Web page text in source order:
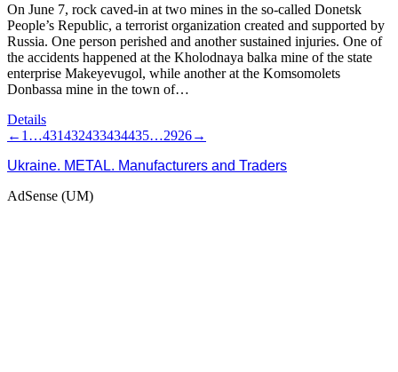
On June 7, rock caved-in at two mines in the so-called Donetsk
People’s Republic, a terrorist organization created and supported by
Russia. One person perished and another sustained injuries. One of
the accidents happened at the Kholodnaya balka mine of the state
enterprise Makeyevugol, while another at the Komsomolets
Donbassa mine in the town of…
Details
← 1 …431432433434435…2926→
Ukraine. METAL. Manufacturers and Traders
AdSense (UM)